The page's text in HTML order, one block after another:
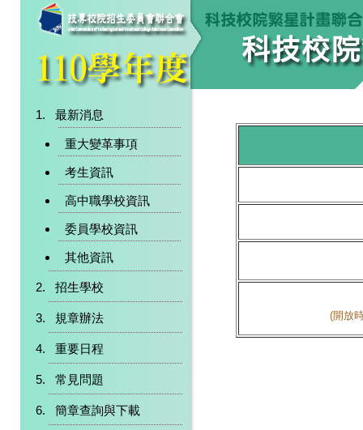
最新消息
重大變革事項
考生資訊
高中職學校資訊
委員學校資訊
其他資訊
招生學校
規章辦法
重要日程
常見問題
簡章查詢與下載
(開放